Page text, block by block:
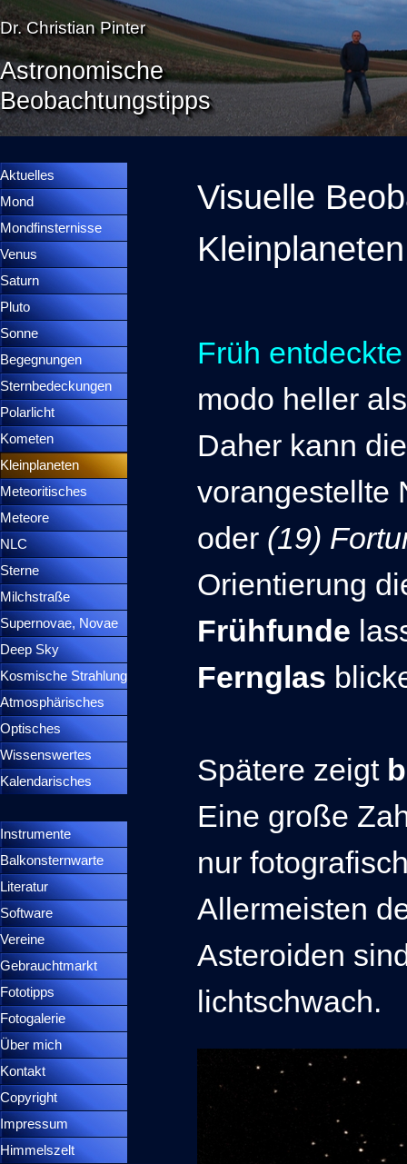
Direkt zum Seiteninhalt
Dr. Christian Pinter
Astronomische
Beobachtungstipps
Aktuelles
Mond
Mondfinsternisse
Venus
Saturn
Pluto
Sonne
Begegnungen
Sternbedeckungen
Polarlicht
Kometen
Kleinplaneten
Meteoritisches
Meteore
NLC
Sterne
Milchstraße
Supernovae, Novae
Deep Sky
Kosmische Strahlung
Atmosphärisches
Optisches
Wissenswertes
Kalendarisches
Instrumente
Balkonsternwarte
Literatur
Software
Vereine
Gebrauchtmarkt
Fototipps
Fotogalerie
Über mich
Kontakt
Copyright
Impressum
Himmelszelt
Visuelle
Kleinplaneten
Früh
modo heller
Daher kann
vorangestellte
oder (19)
Orientierung
Frühfunde
Fernglas
Spätere zeigt
Eine große
nur
Allermeisten
Asteroiden
lichtschwach.